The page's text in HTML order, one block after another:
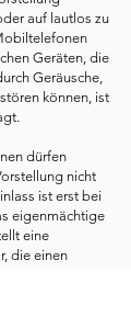
auf lautlos zu
Geräten, die
Geräusche,
können, ist
dürfen
nicht
ist erst bei
eigenmächtige
eine
die einen